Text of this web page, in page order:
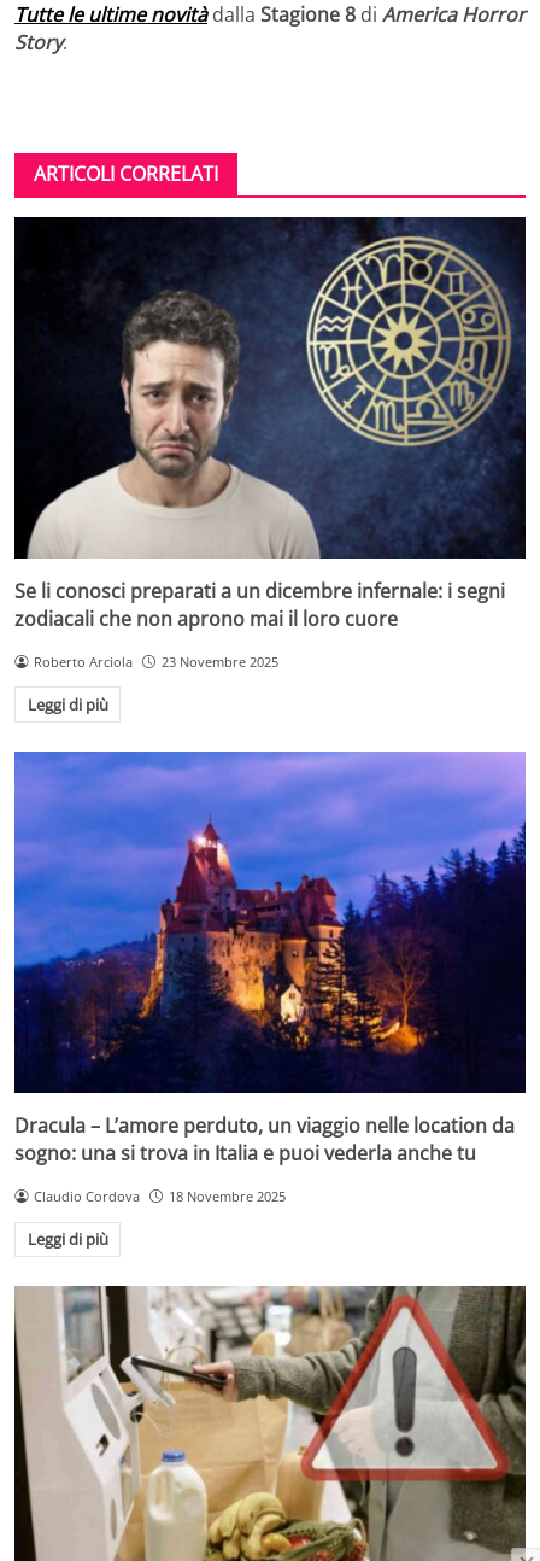
Tutte le ultime novitàdalla Stagione 8 di America Horror
Story.
ARTICOLI CORRELATI
Se li conosci preparati a un dicembre infernale: i segni
zodiacali che non aprono mai il loro cuore
Roberto Arciola 23 Novembre 2025
Leggi di più
Dracula – L’amore perduto, un viaggio nelle location da
sogno: una si trova in Italia e puoi vederla anche tu
Claudio Cordova 18 Novembre 2025
Leggi di più